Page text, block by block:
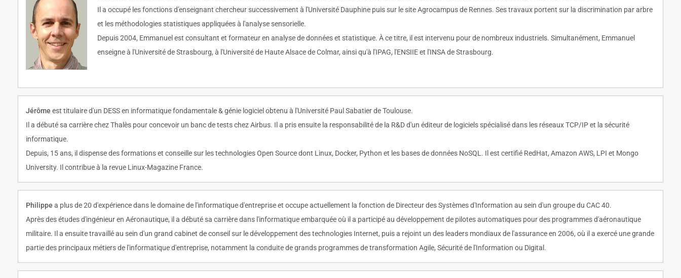
Il a occupé les fonctions d'enseignant chercheur successivement à l'Université Dauphine puis sur le site Agrocampus de Rennes. Ses travaux portent sur la discrimination par arbre
et les méthodologies statistiques appliquées à l'analyse sensorielle.
Depuis 2004, Emmanuel est consultant et formateur en analyse de données et statistique. À ce titre, il est intervenu pour de nombreux industriels. Simultanément, Emmanuel
enseigne à l'Université de Strasbourg, à l'Université de Haute Alsace de Colmar, ainsi qu'à l'IPAG, l'ENSIIE et l'INSA de Strasbourg.
Jérôme est titulaire d'un DESS en informatique fondamentale & génie logiciel obtenu à l'Université Paul Sabatier de Toulouse.
Il a débuté sa carrière chez Thalès pour concevoir un banc de tests chez Airbus. Il a pris ensuite la responsabilité de la R&D d'un éditeur de logiciels spécialisé dans les réseaux TCP/IP et la sécurité
informatique.
Depuis, 15 ans, il dispense des formations et conseille sur les technologies Open Source dont Linux, Docker, Python et les bases de données NoSQL. Il est certifié RedHat, Amazon AWS, LPI et Mongo
University. Il contribue à la revue Linux-Magazine France.
Philippe a plus de 20 d'expérience dans le domaine de l'informatique d'entreprise et occupe actuellement la fonction de Directeur des Systèmes d'Information au sein d'un groupe du CAC 40.
Après des études d'ingénieur en Aéronautique, il a débuté sa carrière dans l'informatique embarquée où il a participé au développement de pilotes automatiques pour des programmes d'aéronautique
militaire. Il a ensuite travaillé au sein d'un grand cabinet de conseil sur le développement des technologies Internet, puis a rejoint un des leaders mondiaux de l'assurance en 2006, où il a exercé une grande
partie des principaux métiers de l'informatique d'entreprise, notamment la conduite de grands programmes de transformation Agile, Sécurité de l'Information ou Digital.